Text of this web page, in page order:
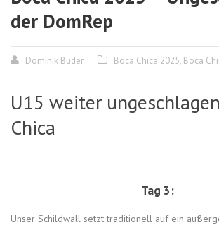
der DomRep
Dominik Buder Boca Chica 2025, Boca
U15 weiter
Chica
Tag 3:
Unser Schildwall setzt traditionell auf ein